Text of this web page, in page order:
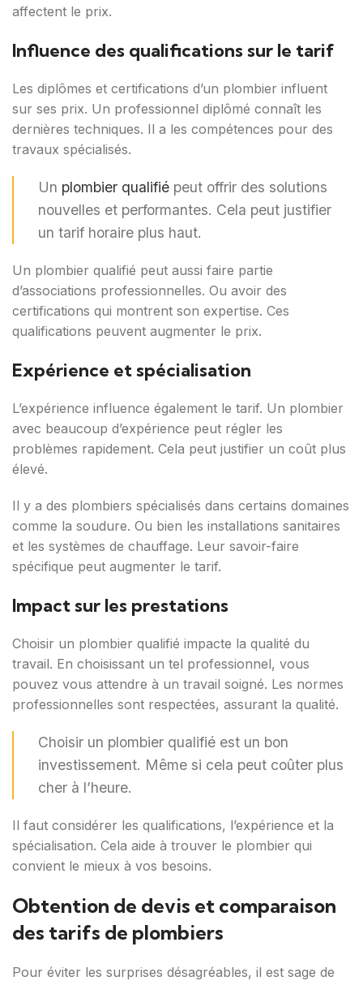
affectent le prix.
Influence des qualifications sur le tarif
Les diplômes et certifications d’un plombier influent
sur ses prix. Un professionnel diplômé connaît les
dernières techniques. Il a les compétences pour des
travaux spécialisés.
Un plombier qualifié peut offrir des solutions
nouvelles et performantes. Cela peut justifier
un tarif horaire plus haut.
Un plombier qualifié peut aussi faire partie
d’associations professionnelles. Ou avoir des
certifications qui montrent son expertise. Ces
qualifications peuvent augmenter le prix.
Expérience et spécialisation
L’expérience influence également le tarif. Un plombier
avec beaucoup d’expérience peut régler les
problèmes rapidement. Cela peut justifier un coût plus
élevé.
Il y a des plombiers spécialisés dans certains domaines
comme la soudure. Ou bien les installations sanitaires
et les systèmes de chauffage. Leur savoir-faire
spécifique peut augmenter le tarif.
Impact sur les prestations
Choisir un plombier qualifié impacte la qualité du
travail. En choisissant un tel professionnel, vous
pouvez vous attendre à un travail soigné. Les normes
professionnelles sont respectées, assurant la qualité.
Choisir un plombier qualifié est un bon
investissement. Même si cela peut coûter plus
cher à l’heure.
Il faut considérer les qualifications, l’expérience et la
spécialisation. Cela aide à trouver le plombier qui
convient le mieux à vos besoins.
Obtention de devis et comparaison
des tarifs de plombiers
Pour éviter les surprises désagréables, il est sage de